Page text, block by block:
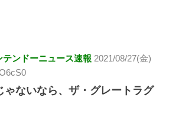
ンドーニュース速報 2021/08/27(金)
ゃないなら、ザ・グレートラグ